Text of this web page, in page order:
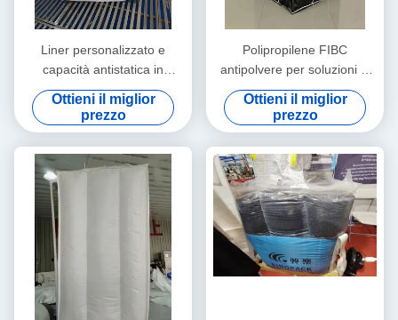
Liner personalizzato e
capacità antistatica in
sacchetto a sfondo con
divisorio interno
Ottieni il miglior
prezzo
Polipropilene FIBC
antipolvere per soluzioni di
trasporto sicure e pulite
Ottieni il miglior
prezzo